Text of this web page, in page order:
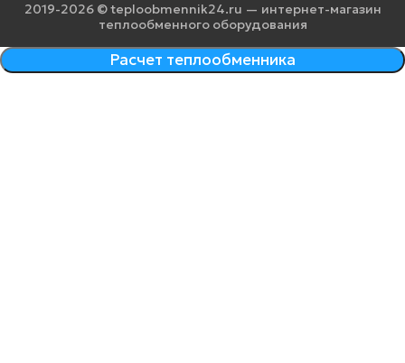
2019-2026 © teploobmennik24.ru — интернет-магазин
теплообменного оборудования
Расчет теплообменника